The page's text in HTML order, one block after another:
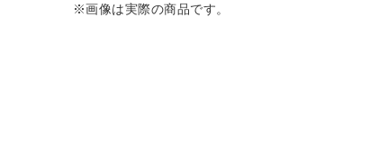
※画像は実際の商品です。